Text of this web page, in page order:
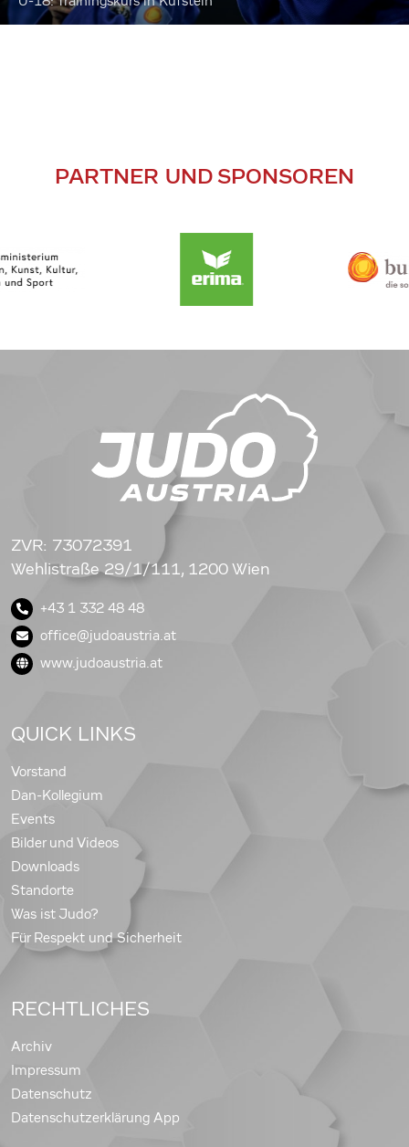
PARTNER UND SPONSOREN
ZVR: 73072391
Wehlistraße 29/1/111, 1200 Wien
+43 1 332 48 48
office@judoaustria.at
www.judoaustria.at
QUICK LINKS
Vorstand
Dan-Kollegium
Events
Bilder und Videos
Downloads
Standorte
Was ist Judo?
Für Respekt und Sicherheit
RECHTLICHES
Archiv
Impressum
Datenschutz
Datenschutzerklärung App